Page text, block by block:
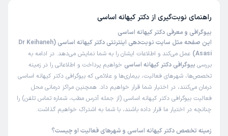
ومهربونی داشتن منشیشون هم خانم بااخلاق وخوبی بودن
علت مراجعه: اقدام به بارداری
کاربر دکترتو
نوبت مطب از دکترتو
(
1405/04/19
این پزشک را پیشنهاد نمیکنم
زمان انتظار:
بیش از 90 دقیقه
راهنمای نوبت‌گیری از دکتر کیهانه اساسی
بیوگرافی و معرفی دکتر کیهانه اساسی
این صفحه مثل سایت نوبت‌دهی اینترنتی دکتر کیهانه اساسی (Dr Keihaneh
Asasi) عمل می‌کند و اطلاعات ایشان را به شما نمایش می‌دهد. در ادامه به
بررسی بیوگرافی دکتر کیهانه اساسی خواهیم پرداخت و اطلاعاتی را در زمینه
تخصص‌ها، شهرهای فعالیت، بیماری‌ها و علائمی که بیوگرافی دکتر کیهانه اساسی
درمان می‌کنند، در اختیار شما قرار خواهیم داد. همچنین مراکز درمانی محل
فعالیت بیوگرافی دکتر کیهانه اساسی (از جمله آدرس مطب، شماره تماس تلفن) را
چنانچه در اختیار ما قرار داده باشند، با شما به اشتراک خواهیم گذاشت.
زمینه تخصص دکتر کیهانه اساسی و شهرهای فعالیت او چیست؟